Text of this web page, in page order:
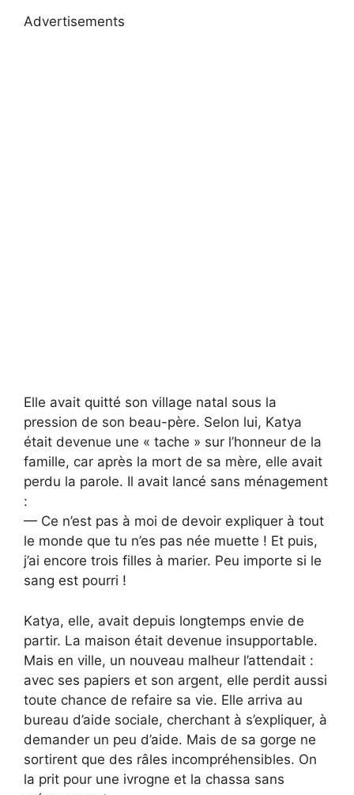
Advertisements
Elle avait quitté son village natal sous la
pression de son beau-père. Selon lui, Katya
était devenue une « tache » sur l’honneur de la
famille, car après la mort de sa mère, elle avait
perdu la parole. Il avait lancé sans ménagement
:
— Ce n’est pas à moi de devoir expliquer à tout
le monde que tu n’es pas née muette ! Et puis,
j’ai encore trois filles à marier. Peu importe si le
sang est pourri !
Katya, elle, avait depuis longtemps envie de
partir. La maison était devenue insupportable.
Mais en ville, un nouveau malheur l’attendait :
avec ses papiers et son argent, elle perdit aussi
toute chance de refaire sa vie. Elle arriva au
bureau d’aide sociale, cherchant à s’expliquer, à
demander un peu d’aide. Mais de sa gorge ne
sortirent que des râles incompréhensibles. On
la prit pour une ivrogne et la chassa sans